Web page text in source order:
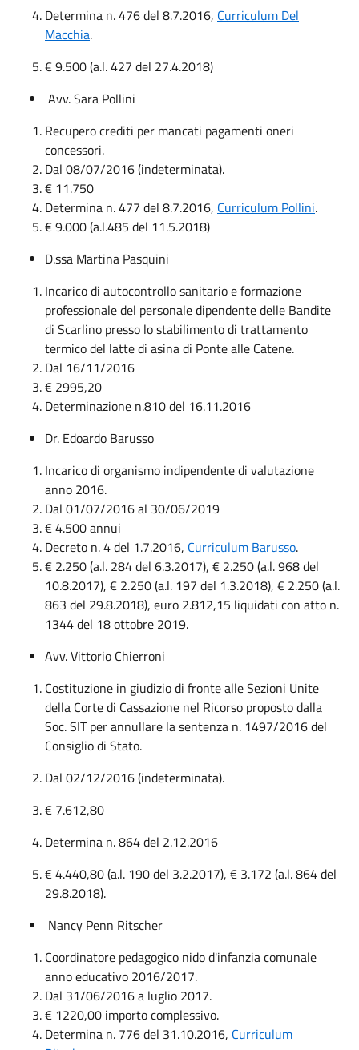
Determina n. 476 del 8.7.2016, Curriculum Del
Macchia.
€ 9.500 (a.l. 427 del 27.4.2018)
Avv. Sara Pollini
Recupero crediti per mancati pagamenti oneri
concessori.
Dal 08/07/2016 (indeterminata).
€ 11.750
Determina n. 477 del 8.7.2016, Curriculum Pollini.
€ 9.000 (a.l.485 del 11.5.2018)
D.ssa Martina Pasquini
Incarico di autocontrollo sanitario e formazione
professionale del personale dipendente delle Bandite
di Scarlino presso lo stabilimento di trattamento
termico del latte di asina di Ponte alle Catene.
Dal 16/11/2016
€ 2995,20
Determinazione n.810 del 16.11.2016
Dr. Edoardo Barusso
Incarico di organismo indipendente di valutazione
anno 2016.
Dal 01/07/2016 al 30/06/2019
€ 4.500 annui
Decreto n. 4 del 1.7.2016, Curriculum Barusso.
€ 2.250 (a.l. 284 del 6.3.2017), € 2.250 (a.l. 968 del
10.8.2017), € 2.250 (a.l. 197 del 1.3.2018), € 2.250 (a.l.
863 del 29.8.2018), euro 2.812,15 liquidati con atto n.
1344 del 18 ottobre 2019.
Avv. Vittorio Chierroni
Costituzione in giudizio di fronte alle Sezioni Unite
della Corte di Cassazione nel Ricorso proposto dalla
Soc. SIT per annullare la sentenza n. 1497/2016 del
Consiglio di Stato.
Dal 02/12/2016 (indeterminata).
€ 7.612,80
Determina n. 864 del 2.12.2016
€ 4.440,80 (a.l. 190 del 3.2.2017), € 3.172 (a.l. 864 del
29.8.2018).
Nancy Penn Ritscher
Coordinatore pedagogico nido d'infanzia comunale
anno educativo 2016/2017.
Dal 31/06/2016 a luglio 2017.
€ 1220,00 importo complessivo.
Determina n. 776 del 31.10.2016, Curriculum